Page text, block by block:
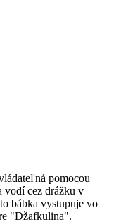
pomocou
vodí cez drážku v
bábka vystupuje vo
"Džafkulina".